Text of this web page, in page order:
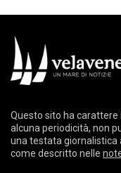
Questo sito ha
alcuna periodicità, non
una testata giornalistica
come descritto nelle